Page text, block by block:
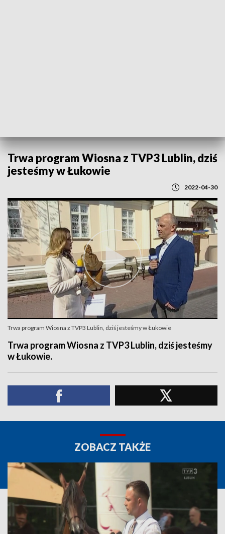
Trwa program Wiosna z TVP3 Lublin, dziś
jesteśmy w Łukowie
2022-04-30
Trwa program Wiosna z TVP3 Lublin, dziś jesteśmy w Łukowie
Trwa program Wiosna z TVP3 Lublin, dziś jesteśmy
w Łukowie.
ZOBACZ TAKŻE